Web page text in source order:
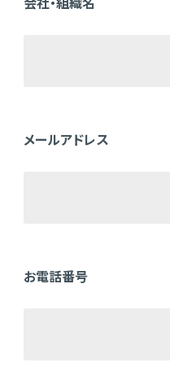
メールアドレス
お電話番号